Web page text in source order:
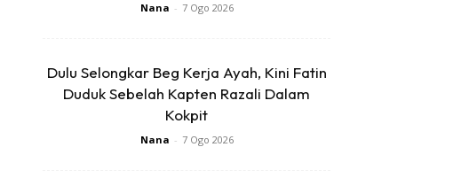
Nana - 7 Ogo 2026
Dulu Selongkar Beg Kerja Ayah, Kini Fatin
Duduk Sebelah Kapten Razali Dalam
Kokpit
Nana - 7 Ogo 2026